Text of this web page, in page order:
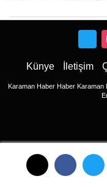
Künye İletişim
Karaman Haber Haber Karaman
Son